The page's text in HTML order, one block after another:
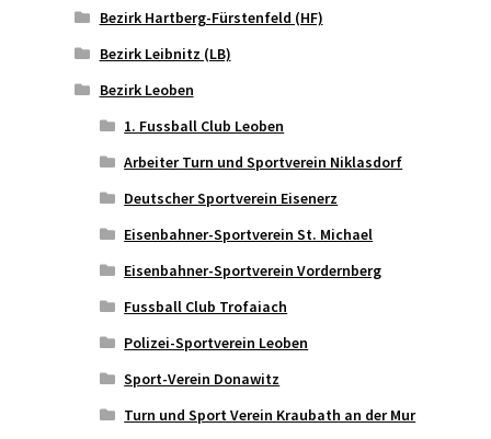
Bezirk Hartberg-Fürstenfeld (HF)
Bezirk Leibnitz (LB)
Bezirk Leoben
1. Fussball Club Leoben
Arbeiter Turn und Sportverein Niklasdorf
Deutscher Sportverein Eisenerz
Eisenbahner-Sportverein St. Michael
Eisenbahner-Sportverein Vordernberg
Fussball Club Trofaiach
Polizei-Sportverein Leoben
Sport-Verein Donawitz
Turn und Sport Verein Kraubath an der Mur